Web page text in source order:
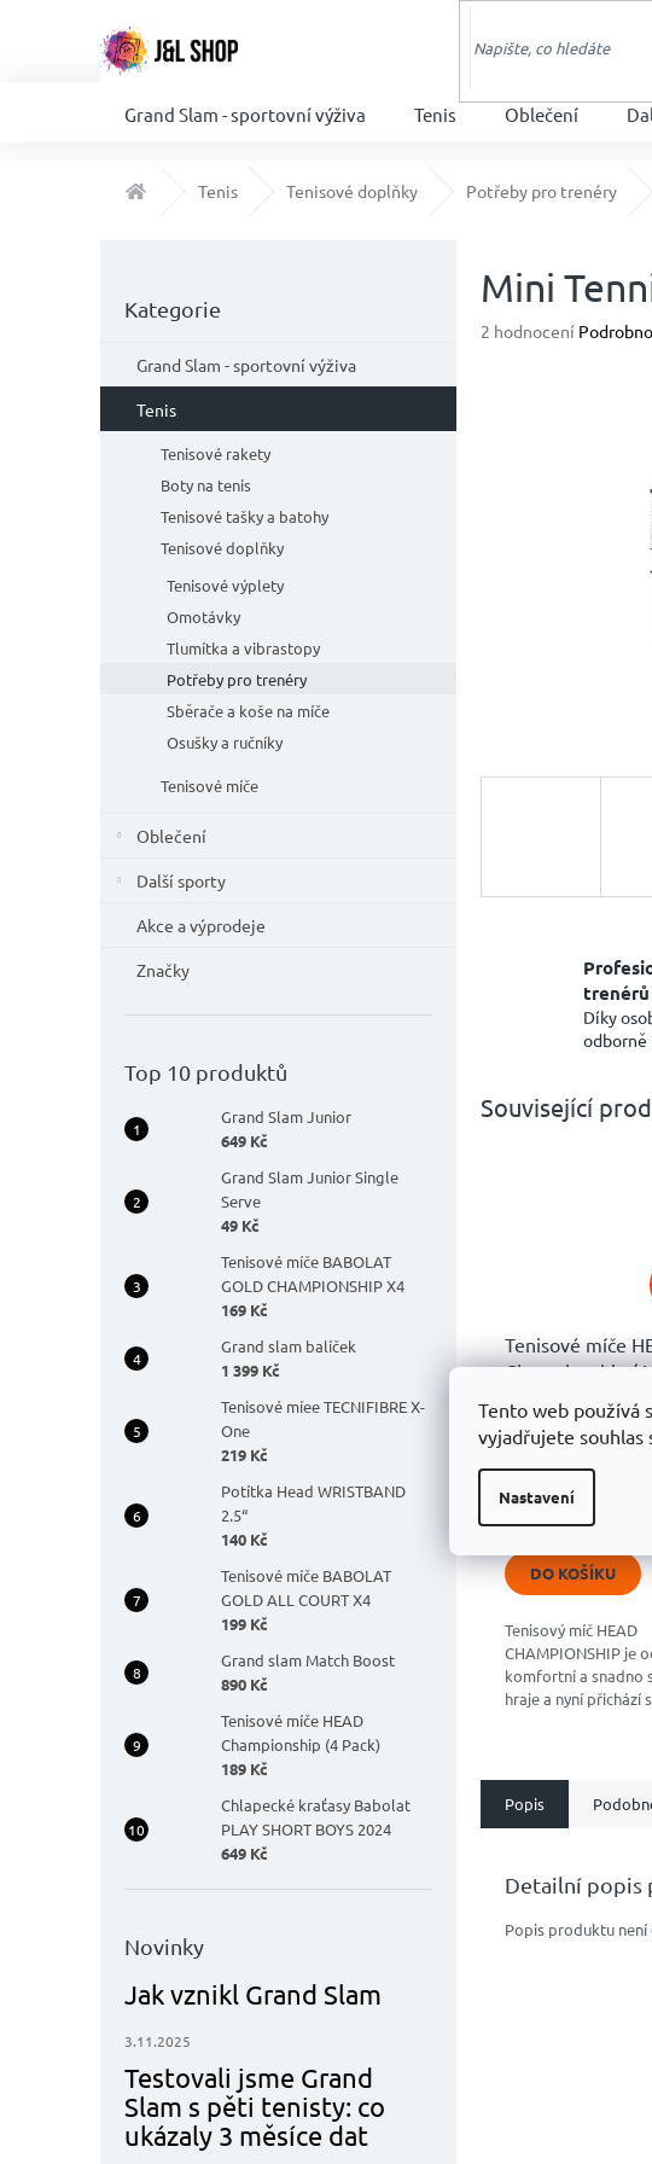
Tento web používá
vyjadřujete souhlas
Nastavení
Grand Slam - sportovní výživa Tenis Oblečení
Domů Tenis Tenisové doplňky Potřeby pro trenéry
a
n
kategorie
Kategorie
Grand Slam - sportovní výživa
Tenis
Tenisové rakety
Boty na tenis
Tenisové tašky a batohy
Tenisové doplňky
Tenisové výplety
Omotávky
Tlumítka a vibrastopy
Potřeby pro trenéry
Sběrače a koše na míče
Osušky a ručníky
Tenisové míče
Oblečení
Další sporty
Akce a výprodeje
Značky
Top 10 produktů
Grand Slam Junior
649 Kč
Grand Slam Junior Single
Serve
49 Kč
Tenisové míče BABOLAT
GOLD CHAMPIONSHIP X4
169 Kč
Grand slam balíček
1 399 Kč
Tenisové míee TECNIFIBRE X-
One
219 Kč
Potítka Head WRISTBAND
2.5“
140 Kč
Tenisové míče BABOLAT
GOLD ALL COURT X4
199 Kč
Grand slam Match Boost
890 Kč
Tenisové míče HEAD
Championship (4 Pack)
189 Kč
Chlapecké kraťasy Babolat
PLAY SHORT BOYS 2024
649 Kč
Novinky
Jak vznikl Grand Slam
3.11.2025
Testovali jsme Grand
Slam s pěti tenisty: co
ukázaly 3 měsíce dat
Mini
Průměrné
2 hodnocení
Díky
odborně
Související
Tenisové míče
Championship (4
Průměrné
hodnocení
produktu
je
5
hvězdiček.
189 Kč
DO KOŠÍKU
Tenisový míč HEAD
CHAMPIONSHIP je
komfortní a snadno
hraje a nyní přichází
Popis
Detailní popis
Popis produktu